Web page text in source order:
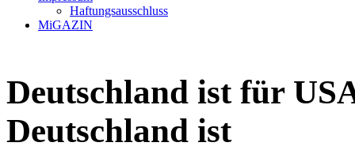
Haftungsausschluss
MiGAZIN
Deutschland ist für
Deutschland ist